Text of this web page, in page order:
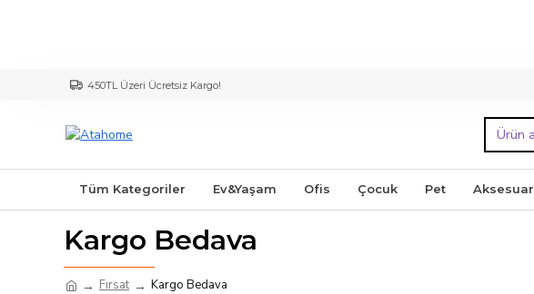
450TL Üzeri Ücretsiz Kargo!
Tüm Kategoriler Ev&Yaşam Ofis Çocuk Pet Aksesuar
Fırsat Kargo Bedava
Kargo Bedava